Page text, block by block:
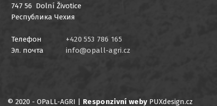
747 56 Dolní Životice
Республика Чехия
Телефон
+420 553 786 165
Эл. почта
info@opall-agri.cz
© 2020 - OPaLL-AGRI | Responzivní weby PUXdesign.cz